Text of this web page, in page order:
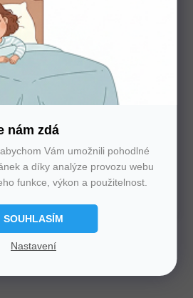
nám zdá
Vám umožnili pohodlné
a díky analýze provozu webu
funkce, výkon a použitelnost.
SOUHLASÍM
Nastavení
s výběrem?
číslo. Zavoláme vám a se vším
bez starostí
všech značek. 100%
Una s výškou 16 cm, tuhostí H3 a 5
kvalitní potah Medicott a